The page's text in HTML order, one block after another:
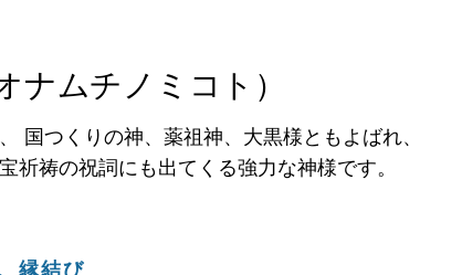
ナムチノミコト）
国つくりの神、薬祖神、大黒様ともよばれ、
祈祷の祝詞にも出てくる強力な神様です。
縁結び